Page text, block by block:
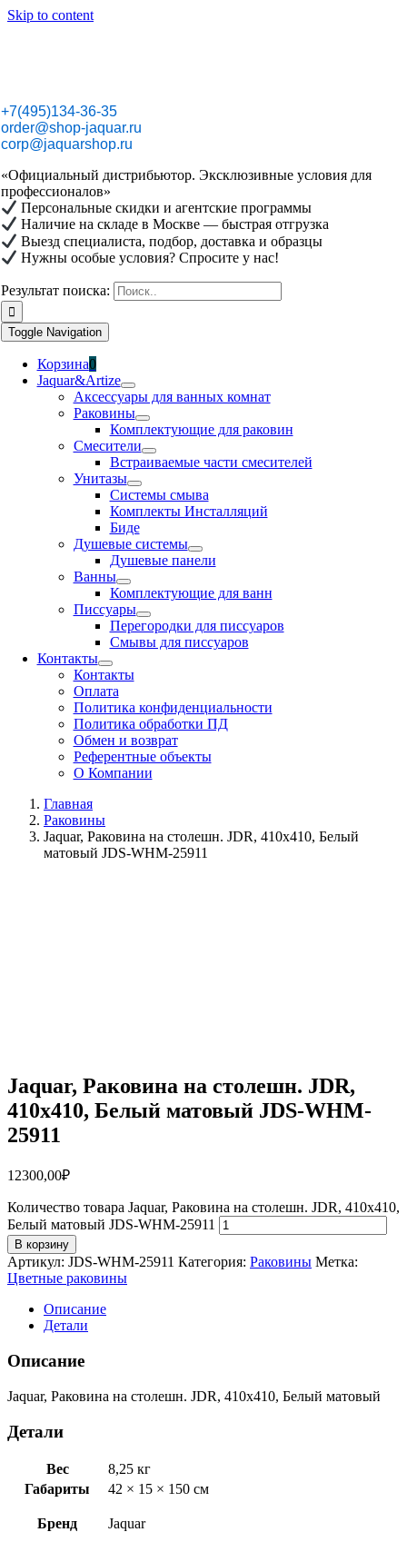
Skip to content
+7(495)134-36-35
order@shop-jaquar.ru
corp@jaquarshop.ru
«Официальный дистрибьютор. Эксклюзивные условия для
профессионалов»
Персональные скидки и агентские программы
Наличие на складе в Москве — быстрая отгрузка
Выезд специалиста, подбор, доставка и образцы
Нужны особые условия? Спросите у нас!
Результат поиска:
Toggle Navigation
Корзина0
Jaquar&Artize
Аксессуары для ванных комнат
Раковины
Комплектующие для раковин
Смесители
Встраиваемые части смесителей
Унитазы
Системы смыва
Комплекты Инсталляций
Биде
Душевые системы
Душевые панели
Ванны
Комплектующие для ванн
Писсуары
Перегородки для писсуаров
Смывы для писсуаров
Контакты
Контакты
Оплата
Политика конфиденциальности
Политика обработки ПД
Обмен и возврат
Референтные объекты
О Компании
Главная
Раковины
Jaquar, Раковина на столешн. JDR, 410х410, Белый
матовый JDS-WHM-25911
Jaquar, Раковина на столешн. JDR,
410х410, Белый матовый JDS-WHM-
25911
12300,00₽
Количество товара Jaquar, Раковина на столешн. JDR, 410х410,
Белый матовый JDS-WHM-25911
В корзину
Артикул: JDS-WHM-25911 Категория: Раковины Метка:
Цветные раковины
Описание
Детали
Описание
Jaquar, Раковина на столешн. JDR, 410х410, Белый матовый
Детали
Вес
8,25 кг
Габариты
42 × 15 × 150 см
Бренд Jaquar